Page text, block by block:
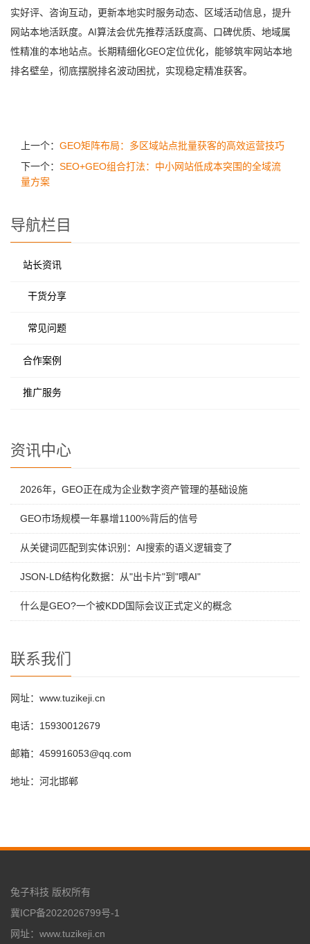
实好评、咨询互动，更新本地实时服务动态、区域活动信息，提升
网站本地活跃度。AI算法会优先推荐活跃度高、口碑优质、地域属
性精准的本地站点。长期精细化GEO定位优化，能够筑牢网站本地
排名壁垒，彻底摆脱排名波动困扰，实现稳定精准获客。
上一个： GEO矩阵布局：多区域站点批量获客的高效运营技巧
下一个： SEO+GEO组合打法：中小网站低成本突围的全域流
量方案
导航栏目
站长资讯
干货分享
常见问题
合作案例
推广服务
资讯中心
2026年，GEO正在成为企业数字资产管理的基础设施
GEO市场规模一年暴增1100%背后的信号
从关键词匹配到实体识别：AI搜索的语义逻辑变了
JSON-LD结构化数据：从"出卡片"到"喂AI"
什么是GEO?一个被KDD国际会议正式定义的概念
联系我们
网址：www.tuzikeji.cn
电话：15930012679
邮箱：459916053@qq.com
地址：河北邯郸
兔子科技 版权所有
冀ICP备2022026799号-1
网址：www.tuzikeji.cn